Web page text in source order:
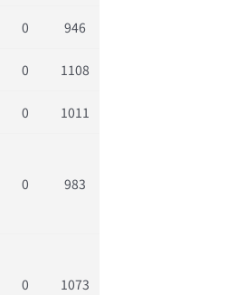
0 946
0 1108
0 1011
0 983
0 1073